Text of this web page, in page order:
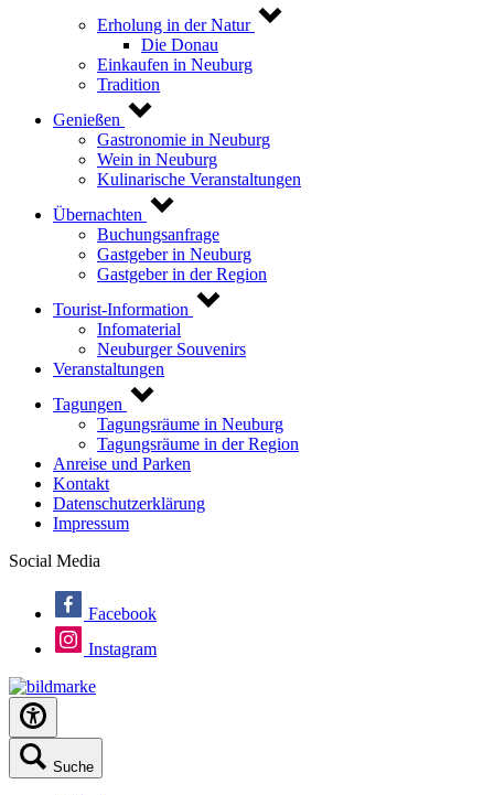
Erholung in der Natur
Die Donau
Einkaufen in Neuburg
Tradition
Genießen
Gastronomie in Neuburg
Wein in Neuburg
Kulinarische Veranstaltungen
Übernachten
Buchungsanfrage
Gastgeber in Neuburg
Gastgeber in der Region
Tourist-Information
Infomaterial
Neuburger Souvenirs
Veranstaltungen
Tagungen
Tagungsräume in Neuburg
Tagungsräume in der Region
Anreise und Parken
Kontakt
Datenschutzerklärung
Impressum
Social Media
Facebook
Instagram
Suche